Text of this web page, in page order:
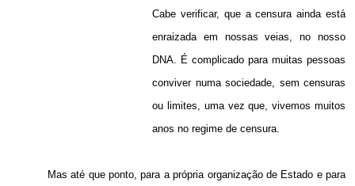
Cabe verificar, que a censura ainda está
enraizada em nossas veias, no nosso
DNA. É complicado para muitas pessoas
conviver numa sociedade, sem censuras
ou limites, uma vez que, vivemos muitos
anos no regime de censura.
Mas até que ponto, para a própria organização de Estado e para